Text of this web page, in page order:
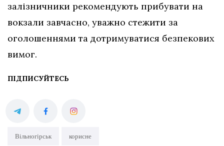
залізничники рекомендують прибувати на
вокзали завчасно, уважно стежити за
оголошеннями та дотримуватися безпекових
вимог.
ПІДПИСУЙТЕСЬ
Вільногірськ корисне